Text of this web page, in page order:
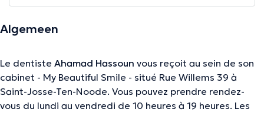
Algemeen
Le dentiste Ahamad Hassoun vous reçoit au sein de son
cabinet - My Beautiful Smile - situé Rue Willems 39 à
Saint-Josse-Ten-Noode. Vous pouvez prendre rendez-
vous du lundi au vendredi de 10 heures à 19 heures. Les